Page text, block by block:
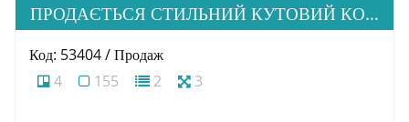
ПРОДАЄТЬСЯ СТИЛЬНИЙ КУТОВИЙ КОТЕДЖ У ПРЕСТИЖНОМУ МІКРОРАЙОНІ МИНАЙ
Код: 53404 / Продаж
4
155 2 3